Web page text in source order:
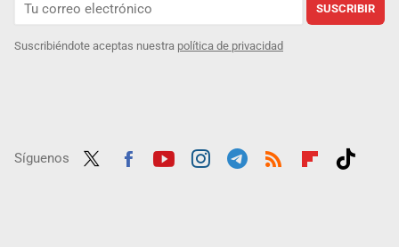
SUSCRIBIR
Suscribiéndote aceptas nuestra política de privacidad
Síguenos